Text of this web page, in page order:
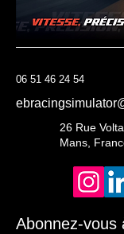
06 51 46 24 54
26 Rue
Mans,
Abonnez-vous